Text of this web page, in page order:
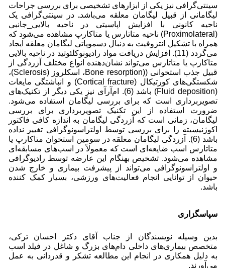
سینتی‌گرافی نیز یکی از ابزارهای تشخیصی برای بررسی جراحات
لیگامانی از قبیل لیگامان معلقه می‌باشد.در سینتی‌گرافی یک
ناحیه کانونی با افزایش اپاسیتی در ناحیه بالایی_جانبی
(Proximolateral) ناحیه متاتارس یا متاکارپ مشاهده می‌شود که
همراه با تشکیل انتزوفیت به دنبال دسموپاتی لیگامان معلقه ایجاد
می‌گردد (11). افزایش دریافت مواد رادیونوکلئوتید در ناحیه بالایی
متاکارپ یا متاتارس می‌تواند نشان‌دهنده انواع مختلف آزردگی از
قبیل جذب استخوانی ((Bone resorption، اسکلروز (Sclerosis)،
شکستگی‌های کورتیکال (Cortical fracture) و انباشتگی مایعات
(Fluid deposition) باشد (6). ام‌آرآی نیز یکی دیگر از تکنیک‌های
تصویربرداری است که برای بررسی لیگامان استفاده می‌شود.
ضرورت استفاده از این تکنیک تصویربرداری برای بررسی
لیگامان، زمانی است که آزردگی لیگامان به اندازه کافی فاکتور
اکوژنیسیته را برای بررسی توسط اولتراسونوگرافی تغییر نداده
باشد (6). آزردگی لیگامان معلقه در سومین استخوان متاکارپ یا
متاتارس اسب ضایعه‌ای است که معمولاً در اسب‌های مسابقه‌ای
مشاهده می‌شود. تشخیص بهنگام این عارضه توسط رادیوگرافی
و اولتراسونوگرافی می‌تواند از پیشرفت بیماری و خارج شدن
حیوان از توانایی انجام فعالیت‌های ورزشی، بسیار کمک کننده
باشد.
سپاسگزاری
بدین وسیله نویسندگان از جناب آقای دکتر احسان ترکی،
متخصص بیماری‌های داخلی دام‌های بزرگ و شاغل در فیلد اسب
به دلیل همکاری در انجام این مطالعه تشکر و قدردانی به عمل
می‌آورند.